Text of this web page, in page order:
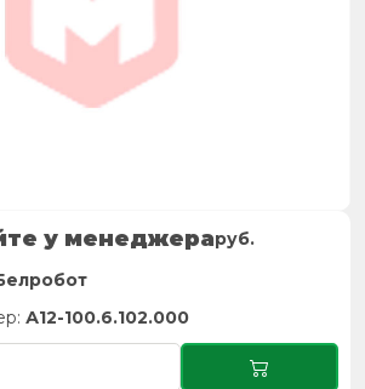
у менеджераруб.
А12-100.6.102.000